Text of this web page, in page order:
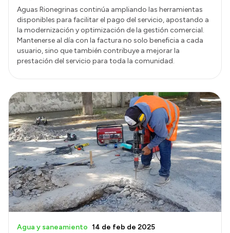
Aguas Rionegrinas continúa ampliando las herramientas
disponibles para facilitar el pago del servicio, apostando a
la modernización y optimización de la gestión comercial.
Mantenerse al día con la factura no solo beneficia a cada
usuario, sino que también contribuye a mejorar la
prestación del servicio para toda la comunidad.
Agua y saneamiento 14 de feb de 2025